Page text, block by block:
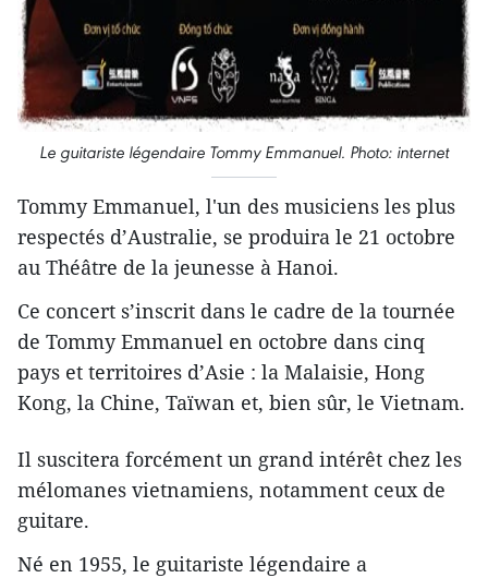
Le guitariste légendaire Tommy Emmanuel. Photo: internet
Tommy Emmanuel, l'un des musiciens les plus
respectés d’Australie, se produira le 21 octobre
au Théâtre de la jeunesse à Hanoi.
Ce concert s’inscrit dans le cadre de la tournée
de Tommy Emmanuel en octobre dans cinq
pays et territoires d’Asie : la Malaisie, Hong
Kong, la Chine, Taïwan et, bien sûr, le Vietnam.
​Il suscitera forcément un grand intérêt chez les
mélomanes vietnamiens, notamment ceux de
guitare.
Né en 1955, le guitariste légendaire a